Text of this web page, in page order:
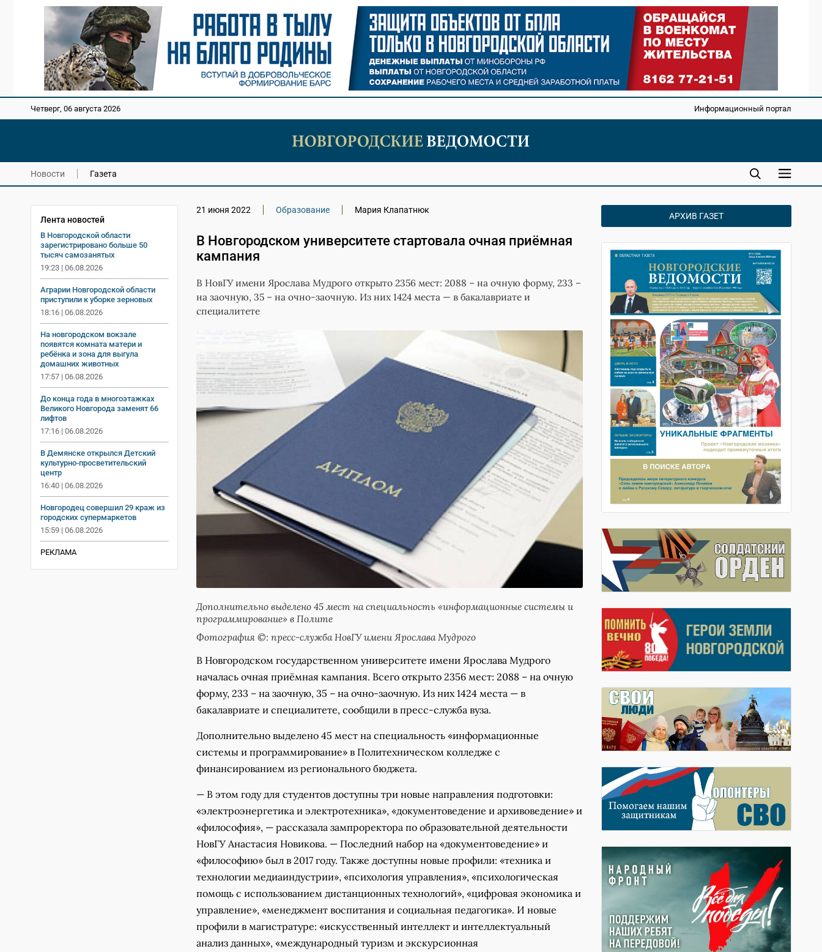
Четверг, 06 августа 2026 Информационный портал
Новости Газета
Лента новостей
В Новгородской области
зарегистрировано больше 50
тысяч самозанятых
19:23 | 06.08.2026
Аграрии Новгородской области
приступили к уборке зерновых
18:16 | 06.08.2026
На новгородском вокзале
появятся комната матери и
ребёнка и зона для выгула
домашних животных
17:57 | 06.08.2026
До конца года в многоэтажках
Великого Новгорода заменят 66
лифтов
17:16 | 06.08.2026
В Демянске открылся Детский
культурно-просветительский
центр
16:40 | 06.08.2026
Новгородец совершил 29 краж из
городских супермаркетов
15:59 | 06.08.2026
РЕКЛАМА
21 июня 2022 Образование Мария Клапатнюк
В Новгородском университете стартовала очная приёмная
кампания
В НовГУ имени Ярослава Мудрого открыто 2356 мест: 2088 – на очную форму, 233 –
на заочную, 35 – на очно-заочную. Из них 1424 места — в бакалавриате и
специалитете
Дополнительно выделено 45 мест на специальность «информационные системы и
программирование» в Полите
Фотография ©: пресс-служба НовГУ имени Ярослава Мудрого
В Новгородском государственном университете имени Ярослава Мудрого
началась очная приёмная кампания. Всего открыто 2356 мест: 2088 – на очную
форму, 233 – на заочную, 35 – на очно-заочную. Из них 1424 места — в
бакалавриате и специалитете, сообщили в пресс-служба вуза.
Дополнительно выделено 45 мест на специальность «информационные
системы и программирование» в Политехническом колледже с
финансированием из регионального бюджета.
— В этом году для студентов доступны три новые направления подготовки:
«электроэнергетика и электротехника», «документоведение и архивоведение» и
«философия», — рассказала зампроректора по образовательной деятельности
НовГУ Анастасия Новикова. — Последний набор на «документоведение» и
«философию» был в 2017 году. Также доступны новые профили: «техника и
технологии медиаиндустрии», «психология управления», «психологическая
помощь с использованием дистанционных технологий», «цифровая экономика и
управление», «менеджмент воспитания и социальная педагогика». И новые
профили в магистратуре: «искусственный интеллект и интеллектуальный
анализ данных», «международный туризм и экскурсионная
АРХИВ ГАЗЕТ